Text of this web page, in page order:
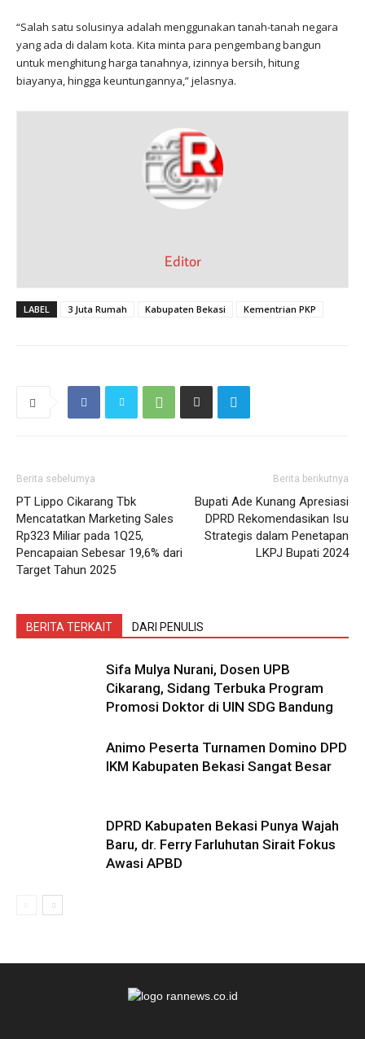
“Salah satu solusinya adalah menggunakan tanah-tanah negara
yang ada di dalam kota. Kita minta para pengembang bangun
untuk menghitung harga tanahnya, izinnya bersih, hitung
biayanya, hingga keuntungannya,” jelasnya.
Editor
LABEL 3 Juta Rumah Kabupaten Bekasi Kementrian PKP
Berita sebelumya
PT Lippo Cikarang Tbk
Mencatatkan Marketing Sales
Rp323 Miliar pada 1Q25,
Pencapaian Sebesar 19,6% dari
Target Tahun 2025
Berita berikutnya
Bupati Ade Kunang Apresiasi
DPRD Rekomendasikan Isu
Strategis dalam Penetapan
LKPJ Bupati 2024
BERITA TERKAIT DARI PENULIS
Sifa Mulya Nurani, Dosen UPB
Cikarang, Sidang Terbuka Program
Promosi Doktor di UIN SDG Bandung
Animo Peserta Turnamen Domino DPD
IKM Kabupaten Bekasi Sangat Besar
DPRD Kabupaten Bekasi Punya Wajah
Baru, dr. Ferry Farluhutan Sirait Fokus
Awasi APBD